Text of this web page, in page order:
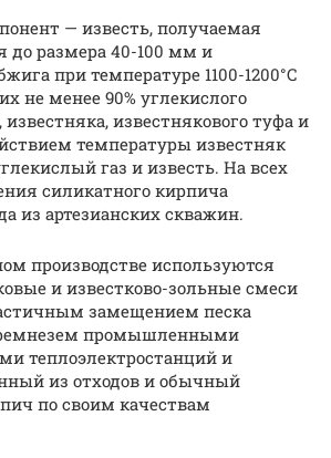
— известь, получаемая
до размера 40-100 мм и
при температуре 1100-1200°С
не менее 90% углекислого
известнякового туфа и
температуры известняк
газ и известь. На всех
силикатного кирпича
из артезианских скважин.
производстве используются
и известково-зольные смеси
замещением песка
промышленными
теплоэлектростанций и
из отходов и обычный
по своим качествам